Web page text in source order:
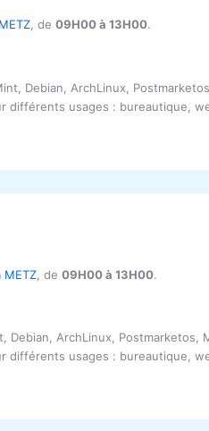
, de 09H00 à 13H00.
Debian, ArchLinux,
usages : bureautique,
, de 09H00 à 13H00.
Debian, ArchLinux, Postmarketos,
usages : bureautique,